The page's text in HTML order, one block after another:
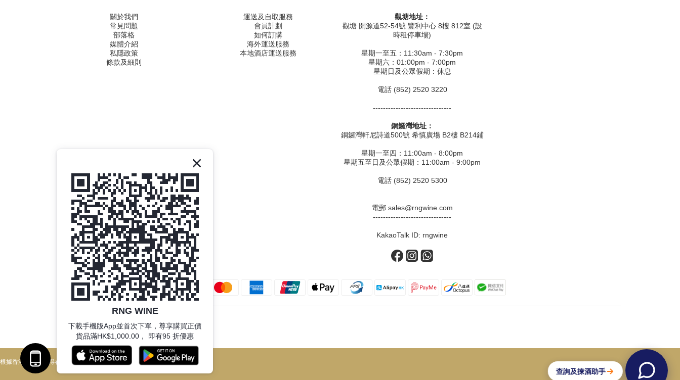
關於我們
常見問題
部落格
媒體介紹
私隱政策
條款及細則
運送及自取服務
會員計劃
如何訂購
海外運送服務
本地酒店運送服務
觀塘地址：
觀塘 開源道52-54號 豐利中心 8樓 812室 (設
時租停車場)
星期一至五：11:30am - 7:30pm
星期六：01:00pm - 7:00pm
星期日及公眾假期：休息
電話 (852) 2520 3220
-------------------------------
銅鑼灣地址：
銅鑼灣軒尼詩道500號 希慎廣場 B2樓 B214鋪
星期一至四：11:00am - 8:00pm
星期五至日及公眾假期：11:00am - 9:00pm
電話 (852) 2520 5300
電郵 sales@rngwine.com
-------------------------------
KakaoTalk ID: rngwine
HKD 繁體中文
根據香港法律，不得在業務過程中，向未成年人售賣或供應令人醺醉的酒類。
RNG WINE
下載手機版App並首次下單，尊享購買正價
貨品滿HK$1,000.00， 即有95 折優惠